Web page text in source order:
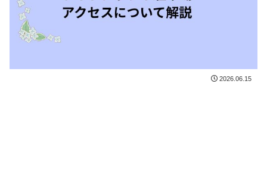
2026.06.15